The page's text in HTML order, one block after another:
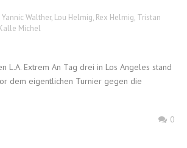
Yannic Walther, Lou Helmig, Rex Helmig, Tristan
Michel
L.A. Extrem An Tag drei in Los Angeles stand
dem eigentlichen Turnier gegen die
0